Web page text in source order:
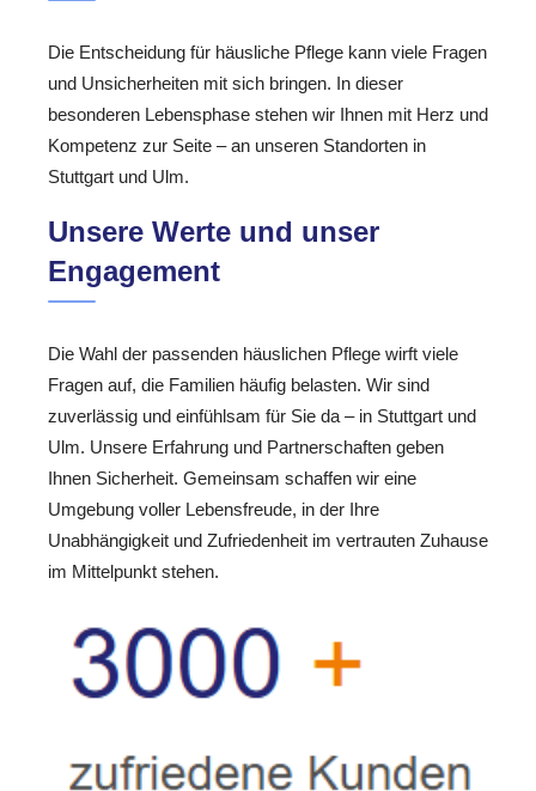
Die Entscheidung für häusliche Pflege kann viele Fragen
und Unsicherheiten mit sich bringen. In dieser
besonderen Lebensphase stehen wir Ihnen mit Herz und
Kompetenz zur Seite – an unseren Standorten in
Stuttgart und Ulm.
Unsere Werte und unser
Engagement
Die Wahl der passenden häuslichen Pflege wirft viele
Fragen auf, die Familien häufig belasten. Wir sind
zuverlässig und einfühlsam für Sie da – in Stuttgart und
Ulm. Unsere Erfahrung und Partnerschaften geben
Ihnen Sicherheit. Gemeinsam schaffen wir eine
Umgebung voller Lebensfreude, in der Ihre
Unabhängigkeit und Zufriedenheit im vertrauten Zuhause
im Mittelpunkt stehen.